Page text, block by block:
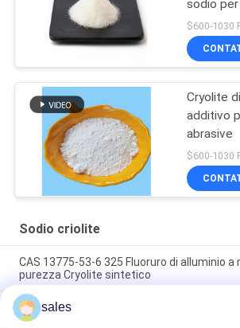
sodio
alluminio
$600-1030
Cryolite
additivo
abrasive
$600-1030
Sodio criolite
CAS 13775-53-6 325 Fluoruro di alluminio a
purezza Cryolite sintetico
Oltre il grado 1000 di industriale di Mesh
13775-53-6
sales